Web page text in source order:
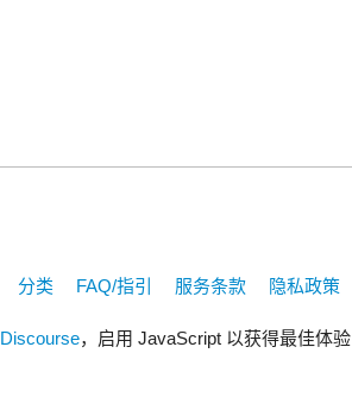
分类 FAQ/指引 服务条款 隐私政策
Discourse，启用 JavaScript 以获得最佳体验